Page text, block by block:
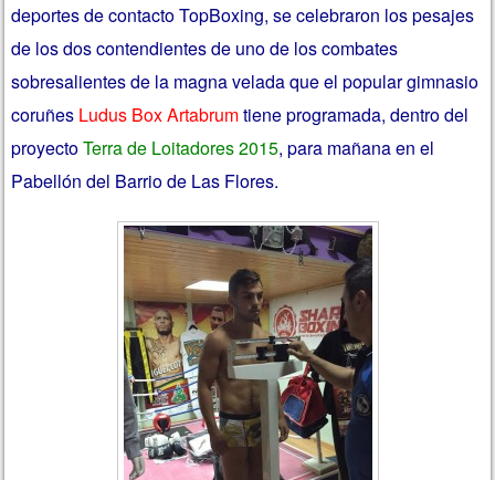
deportes de contacto TopBoxing, se celebraron los pesajes
de los dos contendientes de uno de los combates
sobresalientes de la magna velada que el popular gimnasio
coruñes Ludus Box Artabrumtiene programada, dentro del
proyectoTerra de Loitadores 2015, para mañana en el
Pabellón del Barrio de Las Flores.